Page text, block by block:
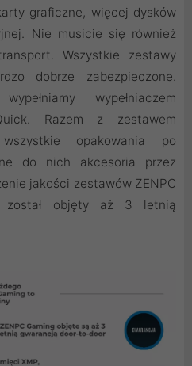
graficzne, więcej dysków
Nie musicie się również
Wszystkie zestawy
dobrze zabezpieczone.
wypełniaczem
Razem z zestawem
opakowania po
do nich akcesoria przez
jakości zestawów ZENPC
został objęty aż 3 letnią